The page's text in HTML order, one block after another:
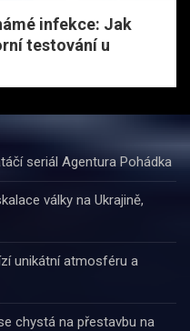
infekce: Jak
testování u
seriál Agentura Pohádka
války na Ukrajině,
unikátní atmosféru a
chystá na přestavbu na